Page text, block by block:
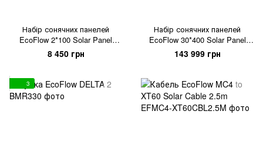
Набір сонячних панелей
EcoFlow 2*100 Solar Panel
Стаціонарні
8 450 грн
Набір сонячних панелей
EcoFlow 30*400 Solar Panel
Стаціонарні
143 999 грн
3